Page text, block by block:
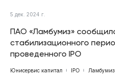
5 дек. 2024 г.
ПАО «Ламбумиз»
стабилизационного
проведенного IPO
Юнисервис капитал IPO Ламбумиз